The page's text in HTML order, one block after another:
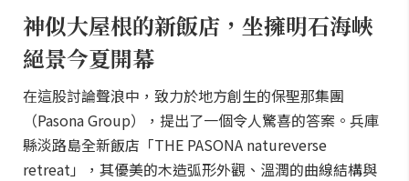
神似大屋根的新飯店，坐擁明石海峽
絕景今夏開幕
在這股討論聲浪中，致力於地方創生的保聖那集團
（Pasona Group），提出了一個令人驚喜的答案。兵庫
縣淡路島全新飯店「THE PASONA natureverse
retreat」，其優美的木造弧形外觀、溫潤的曲線結構與